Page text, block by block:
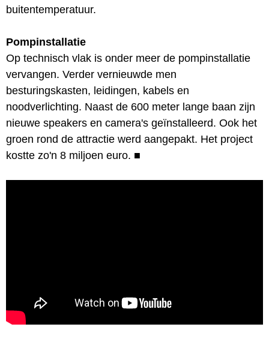
buitentemperatuur.
Pompinstallatie
Op technisch vlak is onder meer de pompinstallatie
vervangen. Verder vernieuwde men
besturingskasten, leidingen, kabels en
noodverlichting. Naast de 600 meter lange baan zijn
nieuwe speakers en camera's geïnstalleerd. Ook het
groen rond de attractie werd aangepakt. Het project
kostte zo'n 8 miljoen euro. ■